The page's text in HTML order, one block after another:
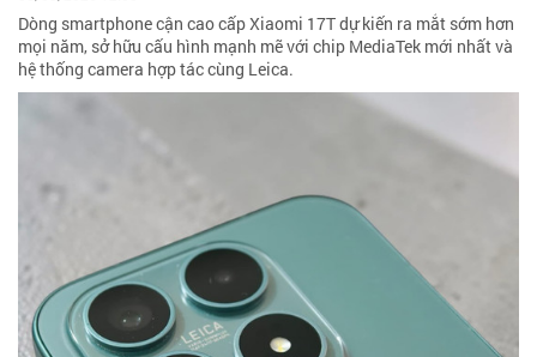
Dòng smartphone cận cao cấp Xiaomi 17T dự kiến ra mắt sớm hơn
mọi năm, sở hữu cấu hình mạnh mẽ với chip MediaTek mới nhất và
hệ thống camera hợp tác cùng Leica.